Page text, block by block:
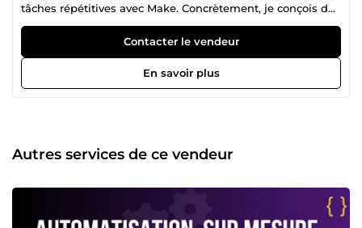
tâches répétitives avec Make. Concrètement, je conçois des
scénarios simples à utiliser qui connectent vos outils
(Shopify, Google Sheets, Notion, CRM, emails…) pour
supprimer les copier-coller, sécuriser vos données et
fluidifier vos process au quotidien. Mon approche :
comprendre votre fonctionnement actuel, identifier les
temps chaque jour sur des actions manuelles, décrivez
simplement votre situation en quelques lignes : une
Contacter le vendeur
En savoir plus
Autres services de ce vendeur